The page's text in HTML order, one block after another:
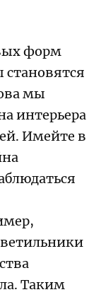
форм
мы
интерьера
Имейте в
Таким